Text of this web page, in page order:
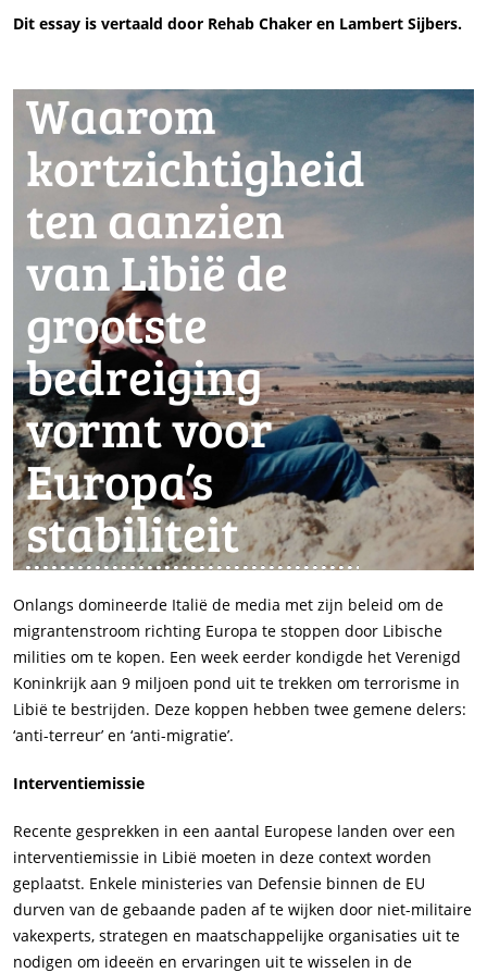
Dit essay is vertaald door Rehab Chaker en Lambert Sijbers.
Waarom
kortzichtigheid
ten aanzien
van Libië de
grootste
bedreiging
vormt voor
Europa’s
stabiliteit
Onlangs domineerde Italië de media met zijn beleid om de
migrantenstroom richting Europa te stoppen door Libische
milities om te kopen. Een week eerder kondigde het Verenigd
Koninkrijk aan 9 miljoen pond uit te trekken om terrorisme in
Libië te bestrijden. Deze koppen hebben twee gemene delers:
‘anti-terreur’ en ‘anti-migratie’.
Interventiemissie
Recente gesprekken in een aantal Europese landen over een
interventiemissie in Libië moeten in deze context worden
geplaatst. Enkele ministeries van Defensie binnen de EU
durven van de gebaande paden af te wijken door niet-militaire
vakexperts, strategen en maatschappelijke organisaties uit te
nodigen om ideeën en ervaringen uit te wisselen in de